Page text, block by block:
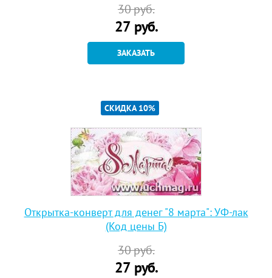
30руб.
27руб.
ЗАКАЗАТЬ
СКИДКА 10%
Открытка-конверт для денег "8 марта": УФ-лак
(Код цены Б)
30руб.
27руб.